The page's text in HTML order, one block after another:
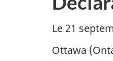
Le 21
Ottawa